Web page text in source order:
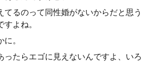
てるのって同性婚がないからだと思う
よね。
。
ったらエゴに見えないんですよ、いろ